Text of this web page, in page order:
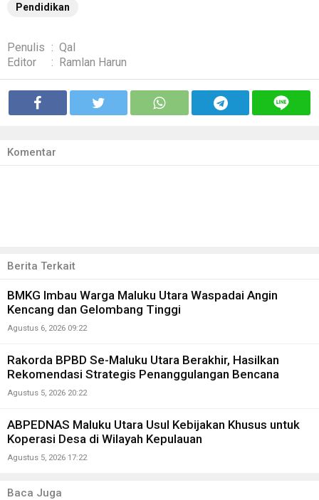
Pendidikan
Penulis : Qal
Editor
: Ramlan Harun
Komentar
Berita Terkait
BMKG Imbau Warga Maluku Utara Waspadai Angin
Kencang dan Gelombang Tinggi
Agustus 6, 2026 09:22
Rakorda BPBD Se-Maluku Utara Berakhir, Hasilkan
Rekomendasi Strategis Penanggulangan Bencana
Agustus 5, 2026 20:22
ABPEDNAS Maluku Utara Usul Kebijakan Khusus untuk
Koperasi Desa di Wilayah Kepulauan
Agustus 5, 2026 17:22
Baca Juga